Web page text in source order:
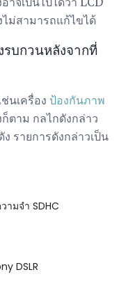
ม่สามารถแก้ไขได้
รบกวนหลังจากที่
นเครื่อง ป้องกันภาพ
ตาม กลไกดังกล่าว
รายการดังกล่าวเป็น
มจำ SDHC
DSLR